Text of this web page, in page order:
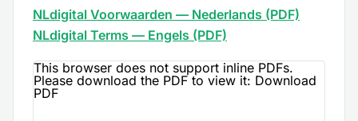
NLdigital Voorwaarden — Nederlands (PDF)
NLdigital Terms — Engels (PDF)
This browser does not support inline PDFs.
Please download the PDF to view it: Download
PDF